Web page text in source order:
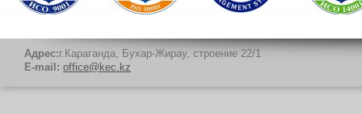
Адрес:г.Караганда, Бухар-Жирау, строение 22/1
E-mail: office@kec.kz